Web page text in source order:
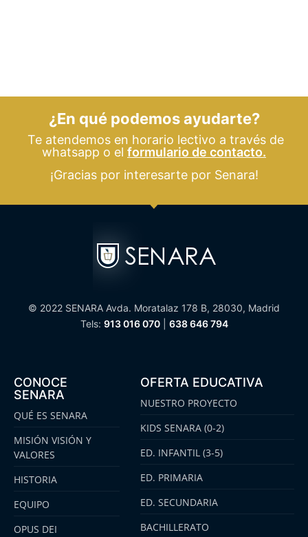
¿En qué podemos ayudarte?
Te atendemos en horario lectivo a través de
whatsapp o el formulario de contacto.
¡Gracias por interesarte por Senara!
© 2022 SENARA Avda. Moratalaz 178 B, 28030, Madrid
Tels: 913 016 070| 638 646 794
CONOCE
SENARA
QUÉ ES SENARA
MISIÓN VISIÓN Y
VALORES
HISTORIA
EQUIPO
OPUS DEI
OFERTA EDUCATIVA
NUESTRO PROYECTO
KIDS SENARA (0-2)
ED. INFANTIL (3-5)
ED. PRIMARIA
ED. SECUNDARIA
BACHILLERATO